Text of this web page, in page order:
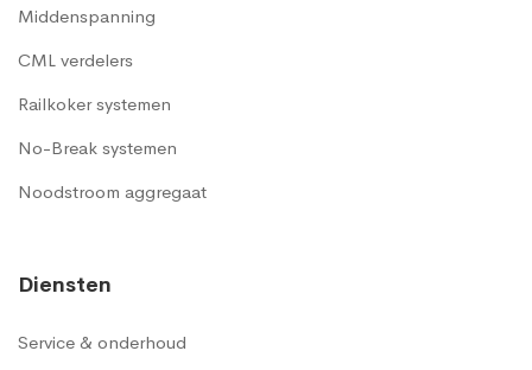
Middenspanning
CML verdelers
Railkoker systemen
No-Break systemen
Noodstroom aggregaat
Diensten
Service & onderhoud